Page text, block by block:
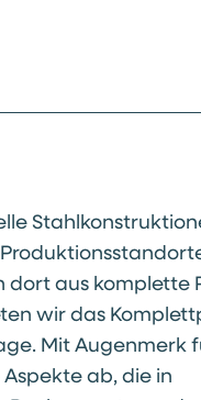
aus komplette
wir das
Mit Augenmerk
ab, die in